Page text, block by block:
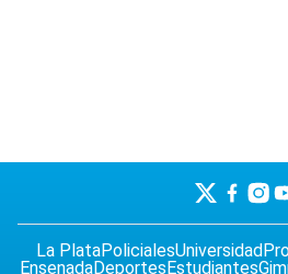
La PlataPolicialesUniversidad
EnsenadaDeportesEstudiantes